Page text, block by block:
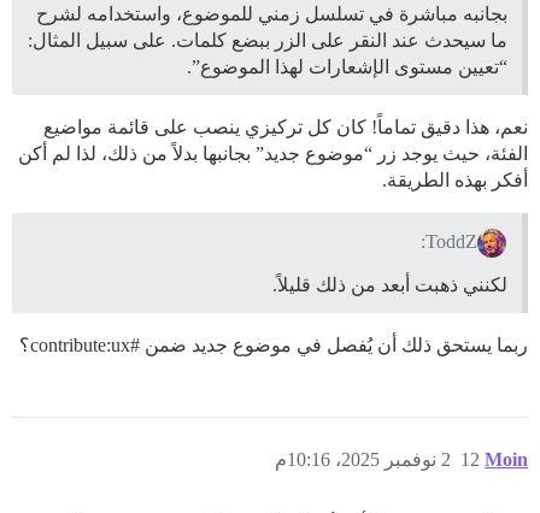
بجانبه مباشرة في تسلسل زمني للموضوع، واستخدامه لشرح
ما سيحدث عند النقر على الزر ببضع كلمات. على سبيل المثال:
“تعيين مستوى الإشعارات لهذا الموضوع”.
نعم، هذا دقيق تماماً! كان كل تركيزي ينصب على قائمة مواضيع
الفئة، حيث يوجد زر “موضوع جديد” بجانبها بدلاً من ذلك، لذا لم أكن
أفكر بهذه الطريقة.
ToddZ:
لكنني ذهبت أبعد من ذلك قليلاً.
ربما يستحق ذلك أن يُفصل في موضوع جديد ضمن #contribute:ux؟
Moin 2 نوفمبر 2025، 10:16م 12